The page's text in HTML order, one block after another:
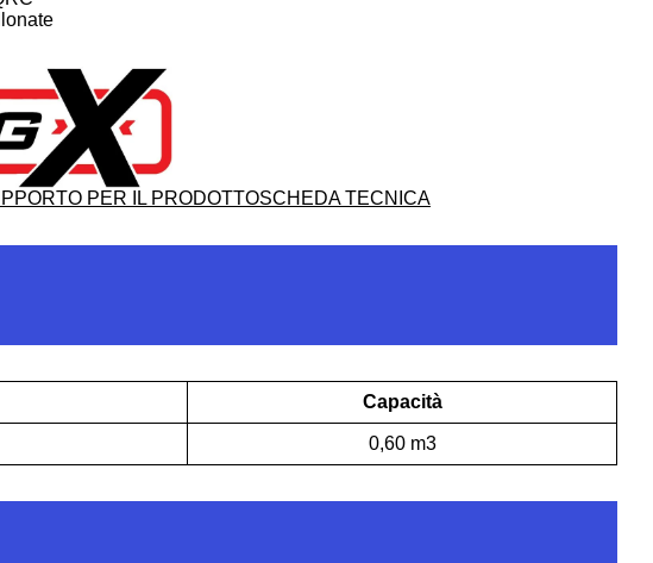
PER IL PRODOTTOSCHEDA TECNICA
Capacità
0,60 m3